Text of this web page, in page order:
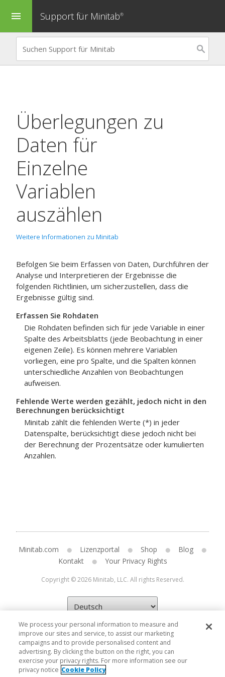
menu Support für Minitab®
Überlegungen zu
Daten für
Einzelne
Variablen
auszählen
Weitere Informationen zu Minitab
Befolgen Sie beim Erfassen von Daten, Durchführen der
Analyse und Interpretieren der Ergebnisse die
folgenden Richtlinien, um sicherzustellen, dass die
Ergebnisse gültig sind.
Erfassen Sie Rohdaten
Die Rohdaten befinden sich für jede Variable in einer
Spalte des Arbeitsblatts (jede Beobachtung in einer
eigenen Zeile). Es können mehrere Variablen
vorliegen, eine pro Spalte, und die Spalten können
unterschiedliche Anzahlen von Beobachtungen
aufweisen.
Fehlende Werte werden gezählt, jedoch nicht in den
Berechnungen berücksichtigt
Minitab zählt die fehlenden Werte (*) in jeder
Datenspalte, berücksichtigt diese jedoch nicht bei
der Berechnung der Prozentsätze oder kumulierten
Anzahlen.
Minitab.com Lizenzportal Shop
Blog
Kontakt
Your Privacy Rights
Copyright © 2026 Minitab, LLC. All rights Reserved.
We process your personal information to measure and
improve our sites and service, to assist our marketing
campaigns and to provide personalised content and
advertising. By clicking the button on the right, you can
exercise your privacy rights. For more information see our
privacy notice Cookie Policy